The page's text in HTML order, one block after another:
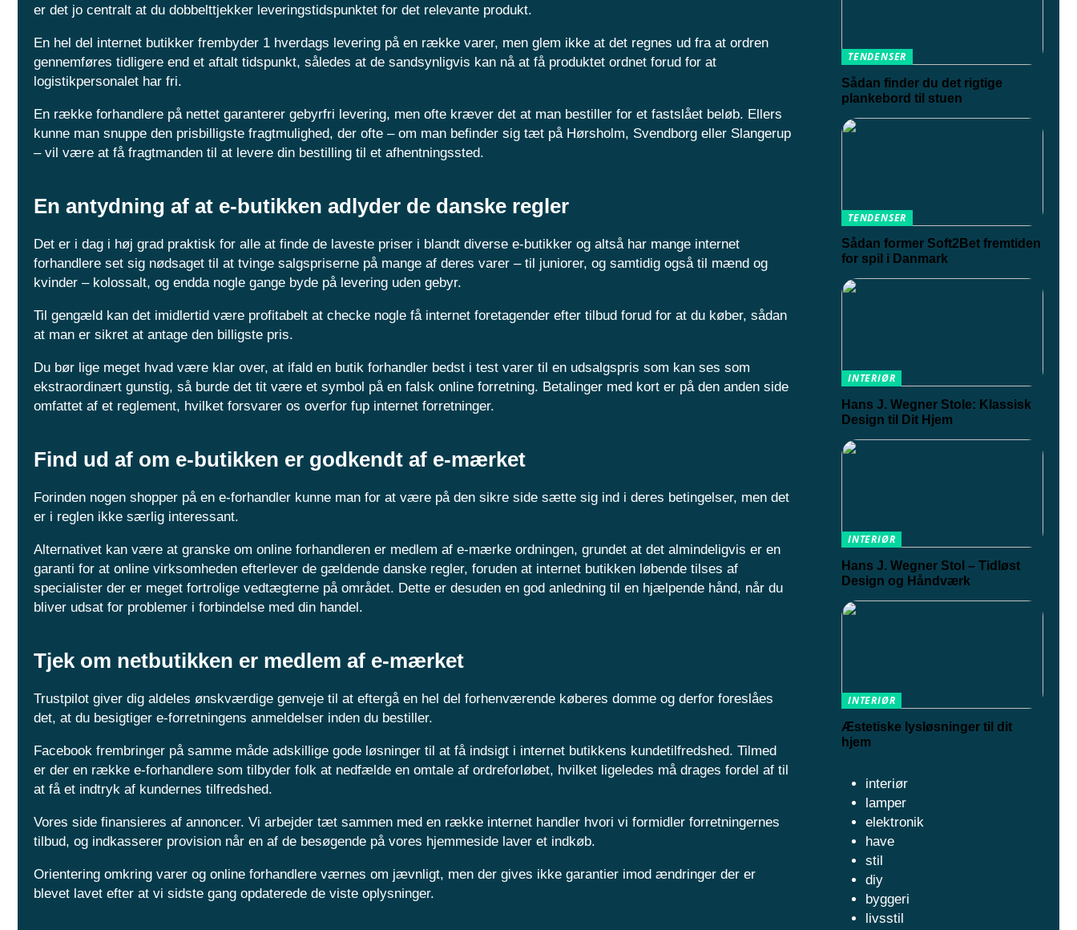
er det jo centralt at du dobbelttjekker leveringstidspunktet for det relevante produkt.
En hel del internet butikker frembyder 1 hverdags levering på en række varer, men glem ikke at det regnes ud fra at ordren
gennemføres tidligere end et aftalt tidspunkt, således at de sandsynligvis kan nå at få produktet ordnet forud for at
logistikpersonalet har fri.
En række forhandlere på nettet garanterer gebyrfri levering, men ofte kræver det at man bestiller for et fastslået beløb. Ellers
kunne man snuppe den prisbilligste fragtmulighed, der ofte – om man befinder sig tæt på Hørsholm, Svendborg eller Slangerup
– vil være at få fragtmanden til at levere din bestilling til et afhentningssted.
En antydning af at e-butikken adlyder de danske regler
Det er i dag i høj grad praktisk for alle at finde de laveste priser i blandt diverse e-butikker og altså har mange internet
forhandlere set sig nødsaget til at tvinge salgspriserne på mange af deres varer – til juniorer, og samtidig også til mænd og
kvinder – kolossalt, og endda nogle gange byde på levering uden gebyr.
Til gengæld kan det imidlertid være profitabelt at checke nogle få internet foretagender efter tilbud forud for at du køber, sådan
at man er sikret at antage den billigste pris.
Du bør lige meget hvad være klar over, at ifald en butik forhandler bedst i test varer til en udsalgspris som kan ses som
ekstraordinært gunstig, så burde det tit være et symbol på en falsk online forretning. Betalinger med kort er på den anden side
omfattet af et reglement, hvilket forsvarer os overfor fup internet forretninger.
Find ud af om e-butikken er godkendt af e-mærket
Forinden nogen shopper på en e-forhandler kunne man for at være på den sikre side sætte sig ind i deres betingelser, men det
er i reglen ikke særlig interessant.
Alternativet kan være at granske om online forhandleren er medlem af e-mærke ordningen, grundet at det almindeligvis er en
garanti for at online virksomheden efterlever de gældende danske regler, foruden at internet butikken løbende tilses af
specialister der er meget fortrolige vedtægterne på området. Dette er desuden en god anledning til en hjælpende hånd, når du
bliver udsat for problemer i forbindelse med din handel.
Tjek om netbutikken er medlem af e-mærket
Trustpilot giver dig aldeles ønskværdige genveje til at eftergå en hel del forhenværende køberes domme og derfor foreslåes
det, at du besigtiger e-forretningens anmeldelser inden du bestiller.
Facebook frembringer på samme måde adskillige gode løsninger til at få indsigt i internet butikkens kundetilfredshed. Tilmed
er der en række e-forhandlere som tilbyder folk at nedfælde en omtale af ordreforløbet, hvilket ligeledes må drages fordel af til
at få et indtryk af kundernes tilfredshed.
Vores side finansieres af annoncer. Vi arbejder tæt sammen med en række internet handler hvori vi formidler forretningernes
tilbud, og indkasserer provision når en af de besøgende på vores hjemmeside laver et indkøb.
Orientering omkring varer og online forhandlere værnes om jævnligt, men der gives ikke garantier imod ændringer der er
blevet lavet efter at vi sidste gang opdaterede de viste oplysninger.
TENDENSER
Sådan finder du det rigtige
plankebord til stuen
TENDENSER
Sådan former Soft2Bet fremtiden
for spil i Danmark
INTERIØR
Hans J. Wegner Stole: Klassisk
Design til Dit Hjem
INTERIØR
Hans J. Wegner Stol – Tidløst
Design og Håndværk
INTERIØR
Æstetiske lysløsninger til dit
hjem
interiør
lamper
elektronik
have
stil
diy
byggeri
livsstil